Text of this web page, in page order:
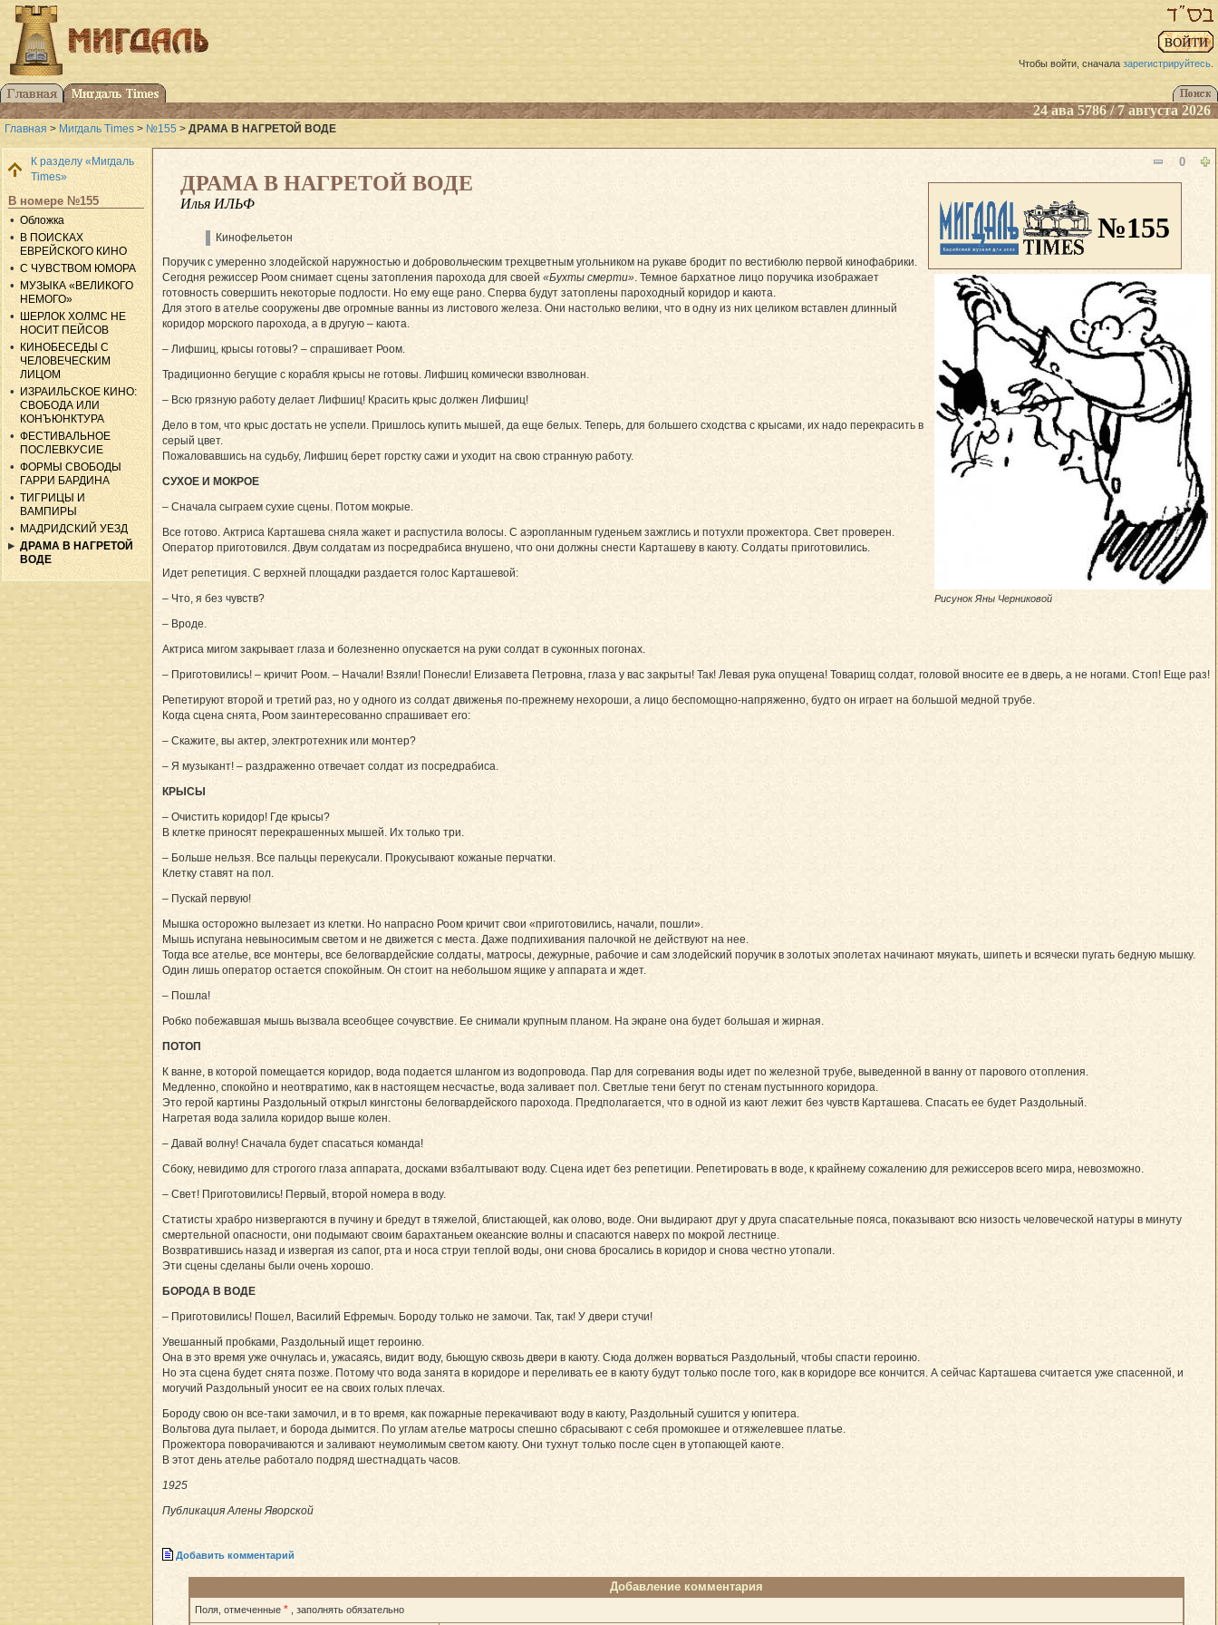
Чтобы войти, сначала зарегистрируйтесь.
24 ава 5786 / 7 августа 2026
Главная > Мигдаль Times > №155 > ДРАМА В НАГРЕТОЙ ВОДЕ
К разделу «Мигдаль
Times»
В номере №155
Обложка
В ПОИСКАХ
ЕВРЕЙСКОГО КИНО
С ЧУВСТВОМ ЮМОРА
МУЗЫКА «ВЕЛИКОГО
НЕМОГО»
ШЕРЛОК ХОЛМС НЕ
НОСИТ ПЕЙСОВ
КИНОБЕСЕДЫ С
ЧЕЛОВЕЧЕСКИМ
ЛИЦОМ
ИЗРАИЛЬСКОЕ КИНО:
СВОБОДА ИЛИ
КОНЪЮНКТУРА
ФЕСТИВАЛЬНОЕ
ПОСЛЕВКУСИЕ
ФОРМЫ СВОБОДЫ
ГАРРИ БАРДИНА
ТИГРИЦЫ И
ВАМПИРЫ
МАДРИДСКИЙ УЕЗД
ДРАМА В НАГРЕТОЙ
ВОДЕ
0
№155
ДРАМА В НАГРЕТОЙ ВОДЕ
Илья ИЛЬФ
Кинофельетон
Рисунок Яны Черниковой
Поручик с умеренно злодейской наружностью и добровольческим трехцветным угольником на рукаве бродит по вестибюлю первой кинофабрики.
Сегодня режиссер Роом снимает сцены затопления парохода для своей «Бухты смерти» . Темное бархатное лицо поручика изображает
готовность совершить некоторые подлости. Но ему еще рано. Сперва будут затоплены пароходный коридор и каюта.
Для этого в ателье сооружены две огромные ванны из листового железа. Они настолько велики, что в одну из них целиком вставлен длинный
коридор морского парохода, а в другую – каюта.
– Лифшиц, крысы готовы? – спрашивает Роом.
Традиционно бегущие с корабля крысы не готовы. Лифшиц комически взволнован.
– Всю грязную работу делает Лиф­шиц! Красить крыс должен Лифшиц!
Дело в том, что крыс достать не успели. Пришлось купить мышей, да еще белых. Теперь, для большего сходства с крысами, их надо перекрасить в
серый цвет.
Пожаловавшись на судьбу, Лифшиц берет горстку сажи и уходит на свою странную работу.
СУХОЕ И МОКРОЕ
– Сначала сыграем сухие сцены. По­том мокрые.
Все готово. Актриса Карташева сняла жакет и распустила волосы. С аэропланным гуденьем зажглись и потухли прожектора. Свет проверен.
Оператор приготовился. Двум солдатам из посредрабиса внушено, что они должны снести Карташеву в каюту. Солдаты приготовились.
Идет репетиция. С верхней площадки раздается голос Карташевой:
– Что, я без чувств?
– Вроде.
Актриса мигом закрывает глаза и болезненно опускается на руки солдат в суконных погонах.
– Приготовились! – кричит Роом. – Начали! Взяли! Понесли! Елизавета Петровна, глаза у вас закрыты! Так! Левая рука опущена! Товарищ солдат, головой вносите ее в дверь, а не ногами. Стоп! Еще раз!
Репетируют второй и третий раз, но у одного из солдат движенья по-прежнему нехороши, а лицо беспомощно-напряженно, будто он играет на большой медной трубе.
Когда сцена снята, Роом заинтересованно спрашивает его:
– Скажите, вы актер, электротехник или монтер?
– Я музыкант! – раздраженно отвечает солдат из посредрабиса.
КРЫСЫ
– Очистить коридор! Где крысы?
В клетке приносят перекрашенных мышей. Их только три.
– Больше нельзя. Все пальцы перекусали. Прокусывают кожаные перчатки.
Клетку ставят на пол.
– Пускай первую!
Мышка осторожно вылезает из клетки. Но напрасно Роом кричит свои «приготовились, начали, пошли».
Мышь испугана невыносимым светом и не движется с места. Даже подпихивания палочкой не действуют на нее.
Тогда все ателье, все монтеры, все белогвардейские солдаты, матросы, дежурные, рабочие и сам злодейский поручик в золотых эполетах начинают мяукать, шипеть и всячески пугать бедную мышку.
Один лишь оператор остается спокойным. Он стоит на небольшом ящике у аппарата и ждет.
– Пошла!
Робко побежавшая мышь вызвала всеобщее сочувствие. Ее снимали крупным планом. На экране она будет большая и жирная.
ПОТОП
К ванне, в которой помещается коридор, вода подается шлангом из водопровода. Пар для согревания воды идет по железной трубе, выведенной в ванну от парового отопления.
Медленно, спокойно и неотвратимо, как в настоящем несчастье, вода заливает пол. Светлые тени бегут по стенам пустынного коридора.
Это герой картины Раздольный открыл кингстоны белогвардейского парохода. Предполагается, что в одной из кают лежит без чувств Карташева. Спасать ее будет Раздольный.
Нагретая вода залила коридор выше колен.
– Давай волну! Сначала будет спасаться команда!
Сбоку, невидимо для строгого глаза аппарата, досками взбалтывают воду. Сцена идет без репетиции. Репетировать в воде, к крайнему сожалению для режиссеров всего мира, невозможно.
– Свет! Приготовились! Первый, второй номера в воду.
Статисты храбро низвергаются в пучину и бредут в тяжелой, блистающей, как олово, воде. Они выдирают друг у друга спасательные пояса, показывают всю низость человеческой натуры в минуту
смертельной опасности, они подымают своим барахтаньем океанские волны и спасаются наверх по мокрой лестнице.
Возвратившись назад и извергая из сапог, рта и носа струи теплой воды, они снова бросались в коридор и снова честно утопали.
Эти сцены сделаны были очень хорошо.
БОРОДА В ВОДЕ
– Приготовились! Пошел, Василий Ефремыч. Бороду только не замочи. Так, так! У двери стучи!
Увешанный пробками, Раздольный ищет героиню.
Она в это время уже очнулась и, ужасаясь, видит воду, бьющую сквозь двери в каюту. Сюда должен ворваться Раздольный, чтобы спасти героиню.
Но эта сцена будет снята позже. Потому что вода занята в коридоре и переливать ее в каюту будут только после того, как в коридоре все кончится. А сейчас Карташева считается уже спасенной, и
могучий Раздольный уносит ее на своих голых плечах.
Бороду свою он все-таки замочил, и в то время, как пожарные перекачивают воду в каюту, Раздольный сушится у юпитера.
Вольтова дуга пылает, и борода дымится. По углам ателье матросы спешно сбрасывают с себя промокшее и отяжелевшее платье.
Прожектора поворачиваются и заливают неумолимым светом каюту. Они тухнут только после сцен в утопающей каюте.
В этот день ателье работало подряд шестнадцать часов.
1925
Публикация Алены Яворской
Добавить комментарий
Добавление комментария
Поля, отмеченные * , заполнять обязательно